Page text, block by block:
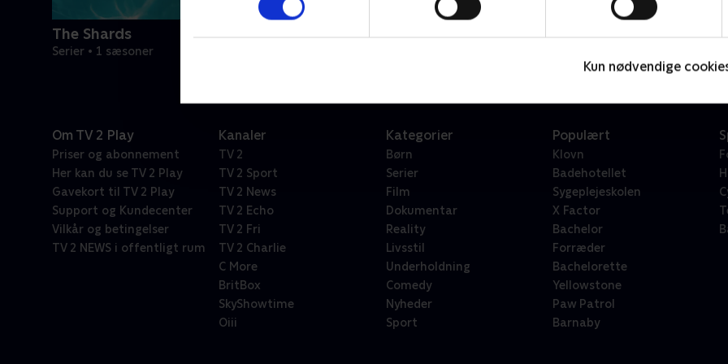
Kun nødvendige
The Shards
Serier • 1 sæsoner
Om TV 2 Play
Priser og abonnement
Her kan du se TV 2 Play
Gavekort til TV 2 Play
Support og Kundecenter
Vilkår og betingelser
TV 2 NEWS i offentligt rum
Kanaler
TV 2
TV 2 Sport
TV 2 News
TV 2 Echo
TV 2 Fri
TV 2 Charlie
C More
BritBox
SkyShowtime
Oiii
Kategorier
Børn
Serier
Film
Dokumentar
Reality
Livsstil
Underholdning
Comedy
Nyheder
Sport
Populært
Klovn
Badehotellet
Sygeplejeskolen
X Factor
Bachelor
Forræder
Bachelorette
Yellowstone
Paw Patrol
Barnaby